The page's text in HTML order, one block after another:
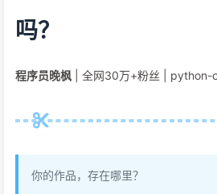
吗？
程序员晚枫 | 全网30万+粉丝 | python-
你的作品，存在哪里？